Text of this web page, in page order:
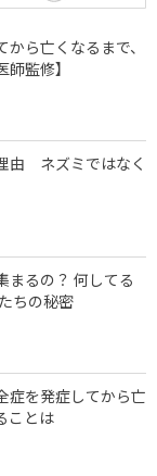
ら亡くなるまで、
監修】
由 ネズミではなく
まるの？ 何してる
ちの秘密
を発症してから亡
ことは